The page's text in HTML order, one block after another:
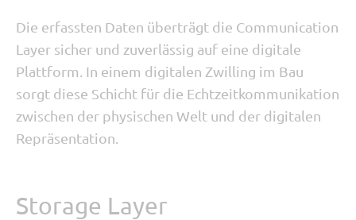
Die erfassten Daten überträgt die Communication
Layer sicher und zuverlässig auf eine digitale
Plattform. In einem digitalen Zwilling im Bau
sorgt diese Schicht für die Echtzeitkommunikation
zwischen der physischen Welt und der digitalen
Repräsentation.
Storage Layer